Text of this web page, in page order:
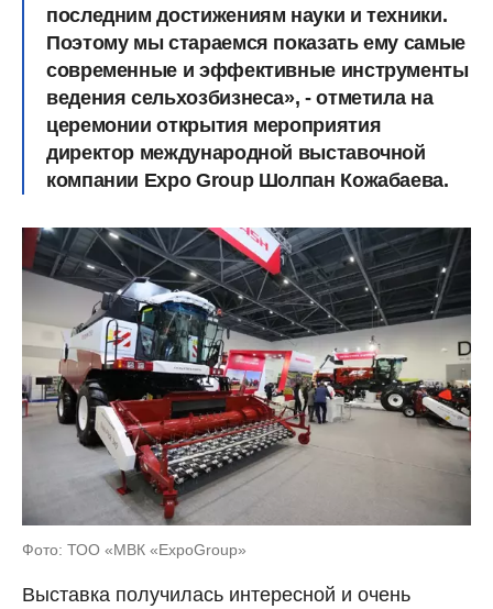
последним достижениям науки и техники.
Поэтому мы стараемся показать ему самые
современные и эффективные инструменты
ведения сельхозбизнеса», - отметила на
церемонии открытия мероприятия
директор международной выставочной
компании Expo Group Шолпан Кожабаева.
Фото: ТОО «МВК «ExpoGroup»
Выставка получилась интересной и очень